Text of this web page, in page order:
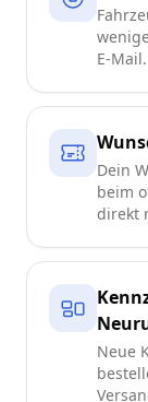
E-Mail.
Dein
beim
direkt
Neue